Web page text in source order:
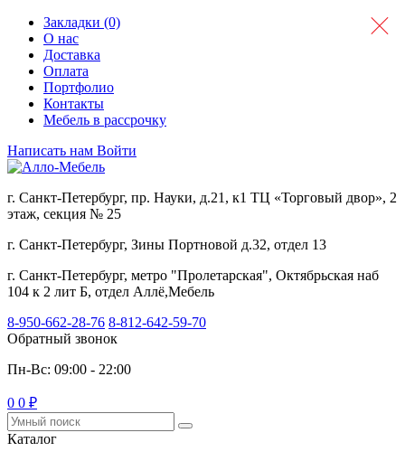
Закладки (0)
О нас
Доставка
Оплата
Портфолио
Контакты
Мебель в рассрочку
Написать нам Войти
г. Санкт-Петербург, пр. Науки, д.21, к1 ТЦ «Торговый двор», 2
этаж, секция № 25
г. Санкт-Петербург, Зины Портновой д.32, отдел 13
г. Санкт-Петербург, метро "Пролетарская", Октябрьская наб
104 к 2 лит Б, отдел Аллё,Мебель
8-950-662-28-76 8-812-642-59-70
Обратный звонок
Пн-Вс: 09:00 - 22:00
0 0 ₽
Каталог